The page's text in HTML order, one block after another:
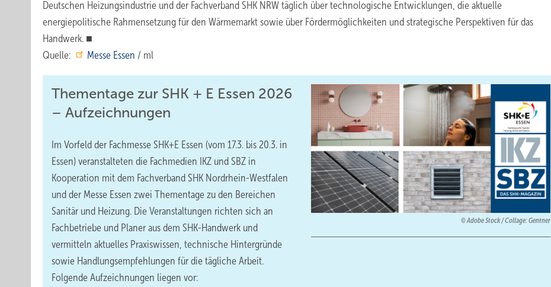
Deutschen Heizungsindustrie und der Fachverband SHK NRW täglich über technologische Entwicklungen, die aktuelle
energiepolitische Rahmensetzung für den Wärmemarkt sowie über Fördermöglichkeiten und strategische Perspektiven für das
Handwerk. ■
Quelle:
Messe Essen / ml
Adobe Stock / Collage: Gentner
Thementage zur SHK + E Essen 2026
– Aufzeichnungen
Im Vorfeld der Fachmesse SHK+E Essen (vom 17.3. bis 20.3. in
Essen) veranstalteten die Fachmedien IKZ und SBZ in
Kooperation mit dem Fachverband SHK Nordrhein-Westfalen
und der Messe Essen zwei Thementage zu den Bereichen
Sanitär und Heizung. Die Veranstaltungen richten sich an
Fachbetriebe und Planer aus dem SHK-Handwerk und
vermitteln aktuelles Praxiswissen, technische Hintergründe
sowie Handlungsempfehlungen für die tägliche Arbeit.
Folgende Aufzeichnungen liegen vor: